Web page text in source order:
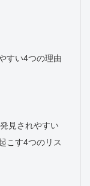
すい4つの理由
見されやすい
こす4つのリス